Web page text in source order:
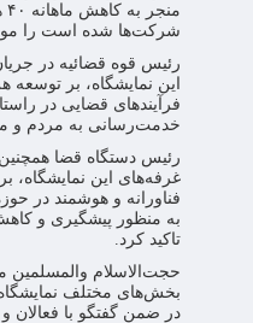
شرکت‌ها شده است را
رئیس قوه قضائیه در
این نمایشگاه، بر
فرآیندهای قضایی در
خدمت‌رسانی به مردم و
رئیس دستگاه قضا همچنین
غرفه‌های این نمایشگاه،
فناورانه و هوشمند در
به منظور پیشگیری و
تاکید کرد.
حجت‌الاسلام والمسلمین
بخش‌های مختلف نمایشگاه
در ضمن گفتگو با فعالان